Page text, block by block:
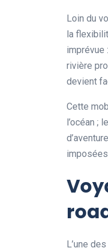
Loin du
la
imprévue
rivière
devient
Cette
l’océan ;
L’une